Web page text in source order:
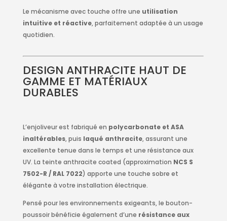
Le mécanisme avec touche offre une utilisation
intuitive et réactive, parfaitement adaptée à un usage
quotidien.
DESIGN ANTHRACITE HAUT DE
GAMME ET MATÉRIAUX
DURABLES
L’enjoliveur est fabriqué en polycarbonate et ASA
inaltérables, puis laqué anthracite, assurant une
excellente tenue dans le temps et une résistance aux
UV. La teinte anthracite coated (approximation NCS S
7502-R / RAL 7022) apporte une touche sobre et
élégante à votre installation électrique.
Pensé pour les environnements exigeants, le bouton-
poussoir bénéficie également d’une résistance aux